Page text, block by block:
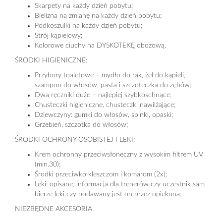
Skarpety na każdy dzień pobytu;
Bielizna na zmianę na każdy dzień pobytu;
Podkoszulki na każdy dzień pobytu;
Strój kąpielowy;
Kolorowe ciuchy na DYSKOTEKĘ obozową.
ŚRODKI HIGIENICZNE:
Przybory toaletowe – mydło do rąk, żel do kąpieli,
szampon do włosów, pasta i szczoteczka do zębów;
Dwa ręczniki duże – najlepiej szybkoschnące;
Chusteczki higieniczne, chusteczki nawilżające;
Dziewczyny: gumki do włosów, spinki, opaski;
Grzebień, szczotka do włosów;
ŚRODKI OCHRONY OSOBISTEJ I LEKI:
Krem ochronny przeciwsłoneczny z wysokim filtrem UV
(min.30);
Środki przeciwko kleszczom i komarom (2x);
Leki: opisane, informacja dla trenerów czy uczestnik sam
bierze leki czy podawany jest on przez opiekuna;
NIEZBĘDNE AKCESORIA: